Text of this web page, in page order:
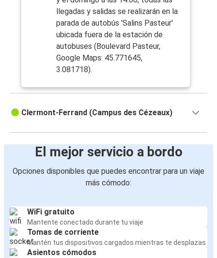
llegadas y salidas se realizarán en la
parada de autobús 'Salins Pasteur'
ubicada fuera de la estación de
autobuses (Boulevard Pasteur,
Google Maps: 45.771645,
3.081718).
Clermont-Ferrand (Campus des Cézeaux)
El mejor servicio a bordo
Opciones disponibles que puedes encontrar para un viaje
más cómodo:
WiFi gratuito
Mantente conectado durante tu viaje
Tomas de corriente
Mantén tus dispositivos cargados mientras te desplazas
Asientos cómodos